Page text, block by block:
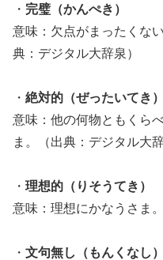
・ 完璧（かんぺき）
意味：欠点がまったくな
典：デジタル大辞泉）
・ 絶対的（ぜったいてき）
意味：他の何物ともくら
ま。（出典：デジタル大辞
・ 理想的（りそうてき）
意味：理想にかなうさま
・ 文句無し（もんくなし）